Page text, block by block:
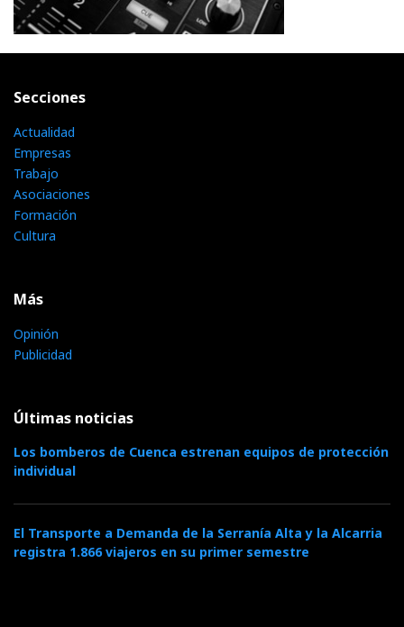
Secciones
Actualidad
Empresas
Trabajo
Asociaciones
Formación
Cultura
Más
Opinión
Publicidad
Últimas noticias
Los bomberos de Cuenca estrenan equipos de protección
individual
El Transporte a Demanda de la Serranía Alta y la Alcarria
registra 1.866 viajeros en su primer semestre